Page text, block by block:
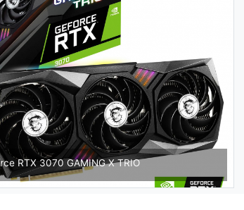
RTX 3070 GAMING X TRIO